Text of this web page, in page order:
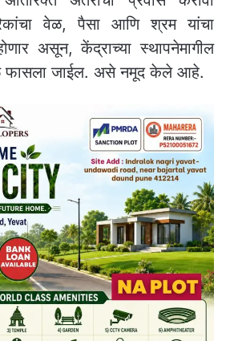
वेळ, पैसा आणि श्रम यांचा
असून, केंद्राच्या स्थापनेमागील
फासला जाईल. असे नमूद केले आहे.